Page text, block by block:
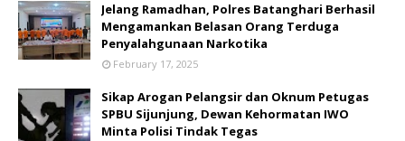
Jelang Ramadhan, Polres Batanghari Berhasil
Mengamankan Belasan Orang Terduga
Penyalahgunaan Narkotika
February 17, 2025
Sikap Arogan Pelangsir dan Oknum Petugas
SPBU Sijunjung, Dewan Kehormatan IWO
Minta Polisi Tindak Tegas